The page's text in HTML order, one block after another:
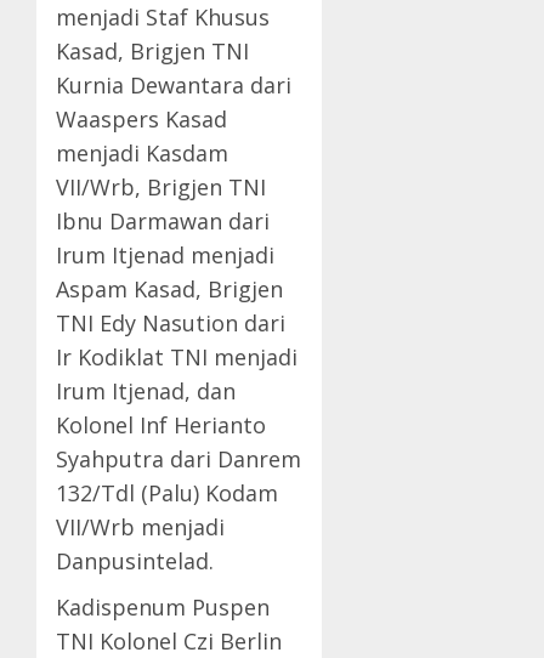
menjadi Staf Khusus
Kasad, Brigjen TNI
Kurnia Dewantara dari
Waaspers Kasad
menjadi Kasdam
VII/Wrb, Brigjen TNI
Ibnu Darmawan dari
Irum Itjenad menjadi
Aspam Kasad, Brigjen
TNI Edy Nasution dari
Ir Kodiklat TNI menjadi
Irum Itjenad, dan
Kolonel Inf Herianto
Syahputra dari Danrem
132/Tdl (Palu) Kodam
VII/Wrb menjadi
Danpusintelad.
Kadispenum Puspen
TNI Kolonel Czi Berlin